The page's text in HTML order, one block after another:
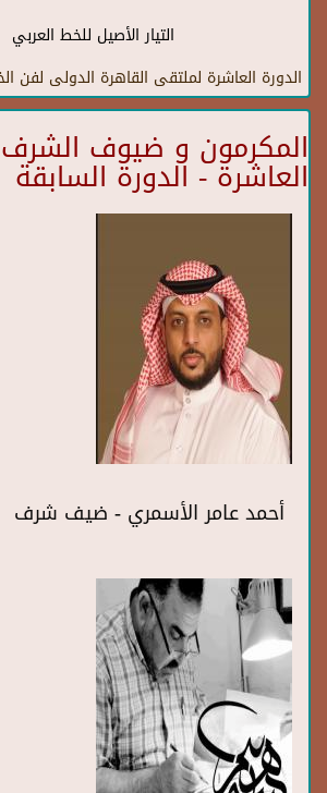
التيار الأصيل للخط العربي
الدورة العاشرة لملتقى القاهرة الدولى لفن
المكرمون و ضيوف الشرف
العاشرة - الدورة السابقة
أحمد عامر الأسمري - ضيف شرف